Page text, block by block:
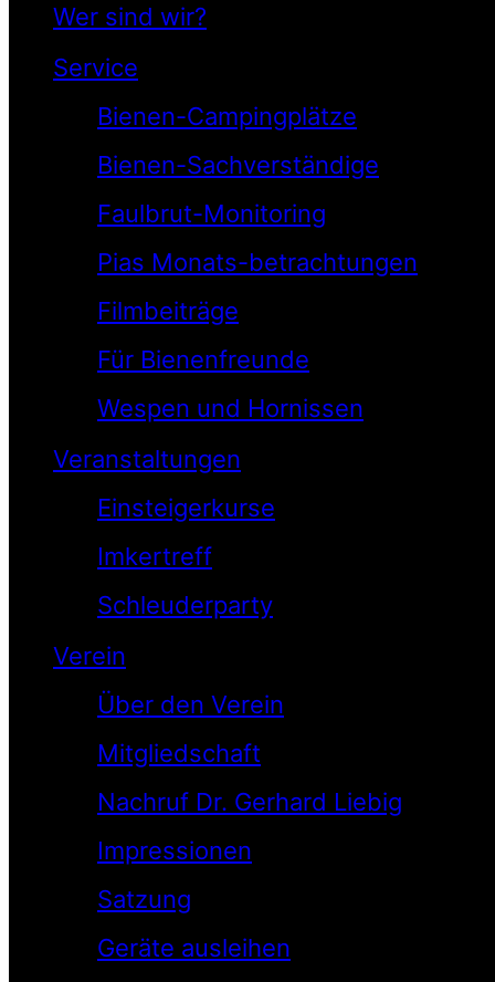
Wer sind wir?
Service
Bienen-Campingplätze
Bienen-Sachverständige
Faulbrut-Monitoring
Pias Monats-betrachtungen
Filmbeiträge
Für Bienenfreunde
Wespen und Hornissen
Veranstaltungen
Einsteigerkurse
Imkertreff
Schleuderparty
Verein
Über den Verein
Mitgliedschaft
Nachruf Dr. Gerhard Liebig
Impressionen
Satzung
Geräte ausleihen